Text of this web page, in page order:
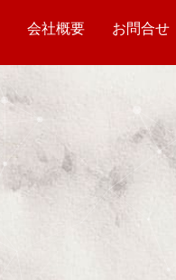
会社概要 お問合せ